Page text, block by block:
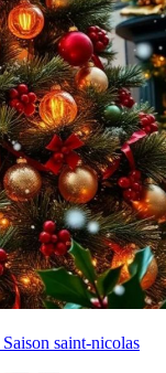
Saison saint-nicolas